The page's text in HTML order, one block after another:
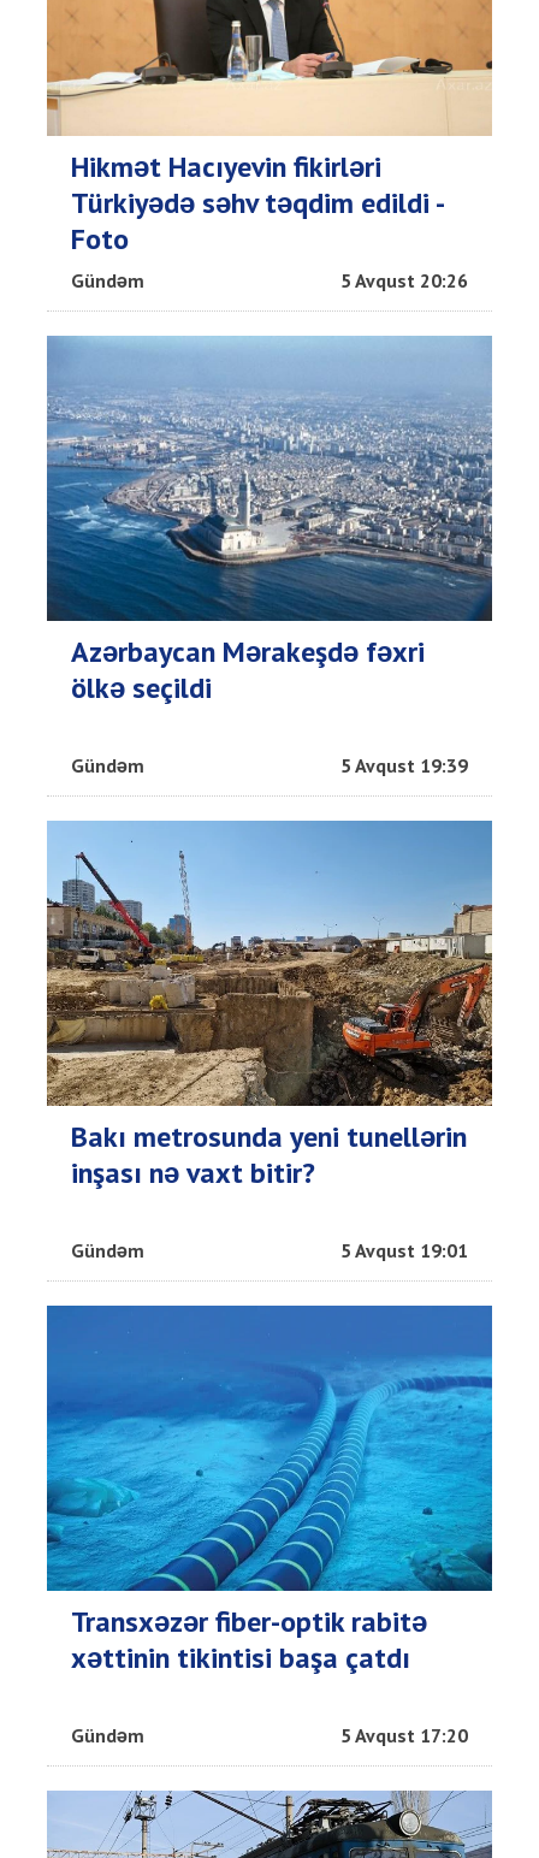
Hikmət Hacıyevin fikirləri
Türkiyədə səhv təqdim edildi -
Foto
Gündəm 5 Avqust 20:26
Azərbaycan Mərakeşdə fəxri
ölkə seçildi
Gündəm 5 Avqust 19:39
Bakı metrosunda yeni tunellərin
inşası nə vaxt bitir?
Gündəm 5 Avqust 19:01
Transxəzər fiber-optik rabitə
xəttinin tikintisi başa çatdı
Gündəm 5 Avqust 17:20